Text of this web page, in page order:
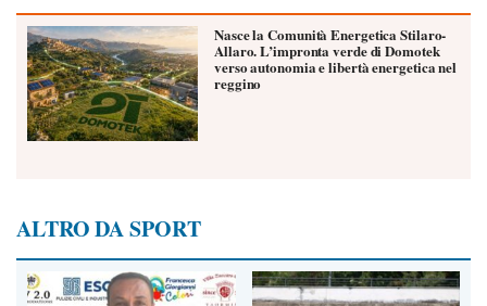
Nasce la Comunità Energetica Stilaro-
Allaro. L’impronta verde di Domotek
verso autonomia e libertà energetica nel
reggino
ALTRO DA SPORT